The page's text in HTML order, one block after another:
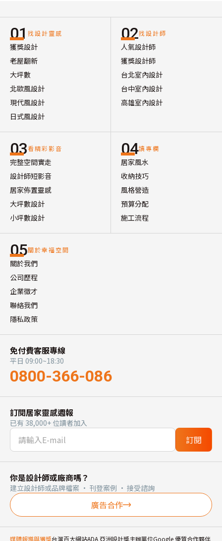
01 找設計靈感
獲獎設計
老屋翻新
大坪數
北歐風設計
現代風設計
日式風設計
02找設計師
人氣設計師
獲獎設計師
台北室內設計
台中室內設計
高雄室內設計
03看精彩影音
完整空間實走
設計師短影音
居家佈置靈感
大坪數設計
小坪數設計
04讀專欄
居家風水
收納技巧
風格營造
預算分配
施工流程
05關於幸福空間
關於我們
公司歷程
企業徵才
聯絡我們
隱私政策
免付費客服專線
平日 09:00~18:30
0800-366-086
訂閱居家靈感週報
已有 38,000+ 位讀者加入
訂閱
你是設計師或廠商嗎？
建立設計師或品牌檔案 · 刊登案例 · 接受諮詢
廣告合作
媒體報導與獲獎台灣百大網站ADA 亞洲設計獎主辦單位Google 優質合作夥伴